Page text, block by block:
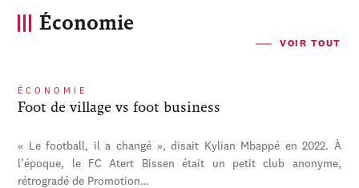
Économie
VOIR TOUT
ÉCONOMIE
Foot de village vs foot business
« Le football, il a changé », disait Kylian Mbappé en 2022. À
l’époque, le FC Atert Bissen était un petit club anonyme,
rétrogradé de Promotion…